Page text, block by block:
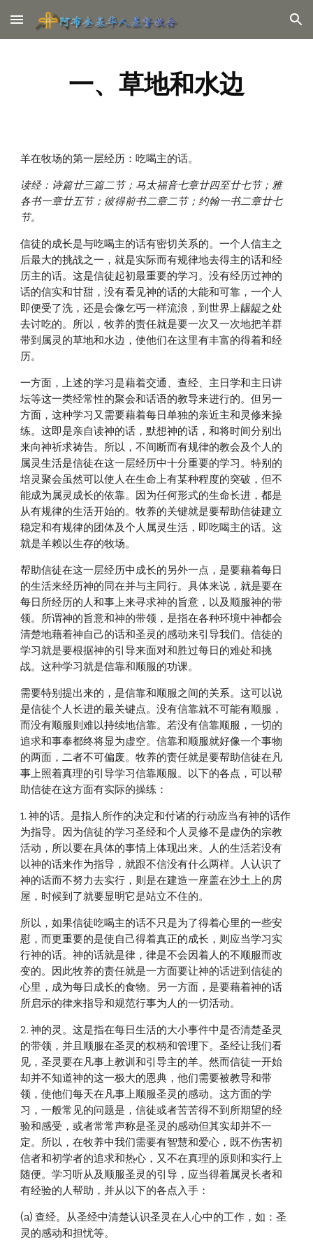
Skip to main content Skip to navigation
一、草地和水边
羊在牧场的第一层经历：吃喝主的话。
读经：诗篇廿三篇二节；马太福音七章廿四至廿七节；雅
各书一章廿五节；彼得前书二章二节；约翰一书二章廿七
节。
信徒的成长是与吃喝主的话有密切关系的。一个人信主之
后最大的挑战之一，就是实际而有规律地去得主的话和经
历主的话。这是信徒起初最重要的学习。没有经历过神的
话的信实和甘甜，没有看见神的话的大能和可靠，一个人
即便受了洗，还是会像乞丐一样流浪，到世界上龌龊之处
去讨吃的。所以，牧养的责任就是要一次又一次地把羊群
带到属灵的草地和水边，使他们在这里有丰富的得着和经
历。
一方面，上述的学习是藉着交通、查经、主日学和主日讲
坛等这一类经常性的聚会和话语的教导来进行的。但另一
方面，这种学习又需要藉着每日单独的亲近主和灵修来操
练。这即是亲自读神的话，默想神的话，和将时间分别出
来向神祈求祷告。所以，不间断而有规律的教会及个人的
属灵生活是信徒在这一层经历中十分重要的学习。特别的
培灵聚会虽然可以使人在生命上有某种程度的突破，但不
能成为属灵成长的依靠。因为任何形式的生命长进，都是
从有规律的生活开始的。牧养的关键就是要帮助信徒建立
稳定和有规律的团体及个人属灵生活，即吃喝主的话。这
就是羊赖以生存的牧场。
帮助信徒在这一层经历中成长的另外一点，是要藉着每日
的生活来经历神的同在并与主同行。具体来说，就是要在
每日所经历的人和事上来寻求神的旨意，以及顺服神的带
领。所谓神的旨意和神的带领，是指在各种环境中神都会
清楚地藉着神自己的话和圣灵的感动来引导我们。信徒的
学习就是要根据神的引导来面对和胜过每日的难处和挑
战。这种学习就是信靠和顺服的功课。
需要特别提出来的，是信靠和顺服之间的关系。这可以说
是信徒个人长进的最关键点。没有信靠就不可能有顺服，
而没有顺服则难以持续地信靠。若没有信靠顺服，一切的
追求和事奉都终将显为虚空。信靠和顺服就好像一个事物
的两面，二者不可偏废。牧养的责任就是要帮助信徒在凡
事上照着真理的引导学习信靠顺服。以下的各点，可以帮
助信徒在这方面有实际的操练：
1. 神的话。是指人所作的决定和付诸的行动应当有神的话作
为指导。因为信徒的学习圣经和个人灵修不是虚伪的宗教
活动，所以要在具体的事情上体现出来。人的生活若没有
以神的话来作为指导，就跟不信没有什么两样。人认识了
神的话而不努力去实行，则是在建造一座盖在沙土上的房
屋，时候到了就要显明它是站立不住的。
所以，如果信徒吃喝主的话不只是为了得着心里的一些安
慰，而更重要的是使自己得着真正的成长，则应当学习实
行神的话。神的话就是律，律是不会因着人的不顺服而改
变的。因此牧养的责任就是一方面要让神的话进到信徒的
心里，成为每日成长的食物。另一方面，是要藉着神的话
所启示的律来指导和规范行事为人的一切活动。
2. 神的灵。这是指在每日生活的大小事件中是否清楚圣灵
的带领，并且顺服在圣灵的权柄和管理下。圣经让我们看
见，圣灵要在凡事上教训和引导主的羊。然而信徒一开始
却并不知道神的这一极大的恩典，他们需要被教导和带
领，使他们每天在凡事上顺服圣灵的感动。这方面的学
习，一般常见的问题是，信徒或者苦苦得不到所期望的经
验和感受，或者常常声称是圣灵的感动但其实却并不一
定。所以，在牧养中我们需要有智慧和爱心，既不伤害初
信者和初学者的追求和热心，又不在真理的原则和实行上
随便。学习听从及顺服圣灵的引导，应当得着属灵长者和
有经验的人帮助，并从以下的各点入手：
(a) 查经。从圣经中清楚认识圣灵在人心中的工作，如：圣
灵的感动和担忧等。